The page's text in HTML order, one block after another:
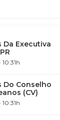
Da Executiva
10:31h
Do Conselho
(CV)
10:31h